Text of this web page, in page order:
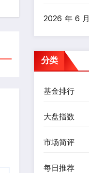
2026 年 6 月
分类
基金排行
大盘指数
市场简评
每日推荐